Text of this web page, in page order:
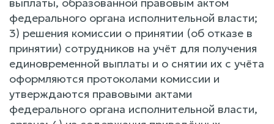
федерального органа исполнительной власти;
3) решения комиссии о принятии (об отказе в
принятии) сотрудников на учёт для получения
единовременной выплаты и о снятии их с учёта
оформляются протоколами комиссии и
утверждаются правовыми актами
федерального органа исполнительной власти,